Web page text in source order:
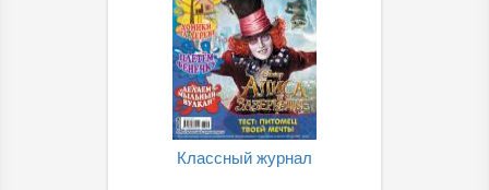
Классный журнал